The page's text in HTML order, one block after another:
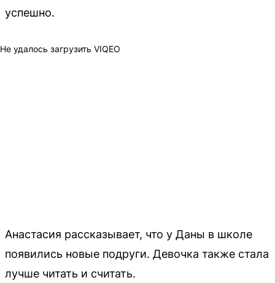
успешно.
Не удалось загрузить VIQEO
Анастасия рассказывает, что у Даны в школе
появились новые подруги. Девочка также стала
лучше читать и считать.